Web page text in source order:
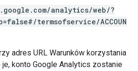
analytics/web/?
termsofservice/ACCOUN
adres URL Warunków korzystania
je, konto Google Analytics zostanie